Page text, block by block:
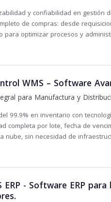
y confiabilidad en gestión
de compras: desde
para optimizar procesos y
WMS – Software
para Manufactura y
99.9% en inventario con
completa por lote, fecha de
nube, sin necesidad de
ERP - Software ERP